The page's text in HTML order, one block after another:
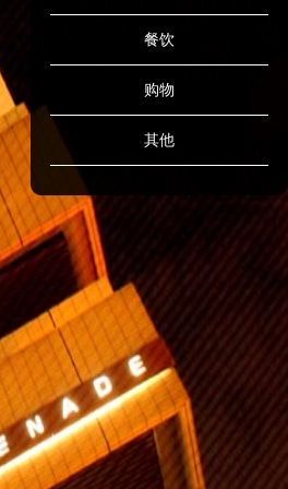
餐饮
购物
其他